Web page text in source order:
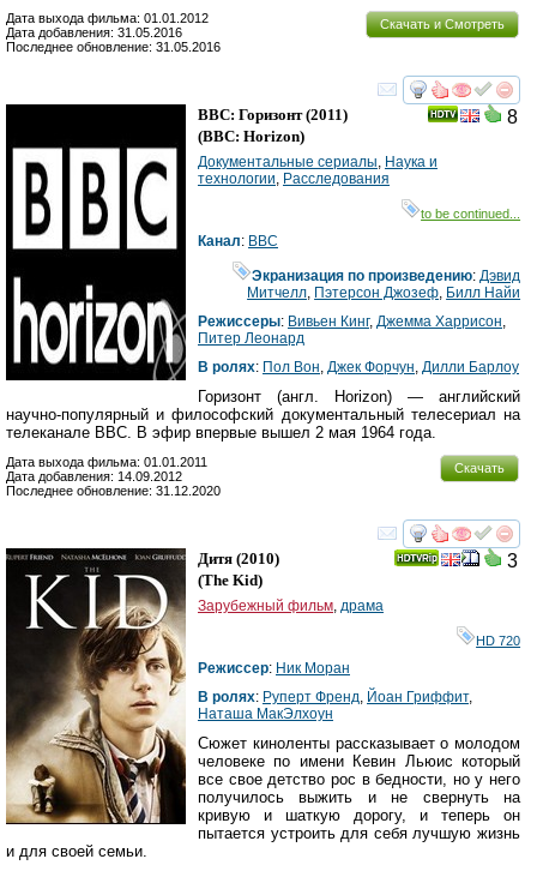
Скачать и Смотреть
Дата выхода фильма: 01.01.2012
Дата добавления: 31.05.2016
Последнее обновление: 31.05.2016
смотреть
8
BBC: Горизонт(2011)
(BBC: Horizon)
Документальные сериалы, Наука и
технологии, Расследования
to be continued...
Канал: BBC
Экранизация по произведению:Дэвид
Митчелл, Пэтерсон Джозеф, Билл Найи
Режиссеры: Вивьен Кинг, Джемма Харрисон,
Питер Леонард
В ролях: Пол Вон, Джек Форчун, Дилли Барлоу
Горизонт (англ. Horizon) — английский
научно-популярный и философский документальный телесериал на
телеканале BBC. В эфир впервые вышел 2 мая 1964 года.
Скачать
Дата выхода фильма: 01.01.2011
Дата добавления: 14.09.2012
Последнее обновление: 31.12.2020
смотреть
3
Дитя (2010)
(The Kid)
Зарубежный фильм, драма
HD 720
Режиссер: Ник Моран
В ролях: Руперт Френд, Йоан Гриффит,
Наташа МакЭлхоун
Сюжет киноленты рассказывает о молодом
человеке по имени Кевин Льюис который
все свое детство рос в бедности, но у него
получилось выжить и не свернуть на
кривую и шаткую дорогу, и теперь он
пытается устроить для себя лучшую жизнь
и для своей семьи.